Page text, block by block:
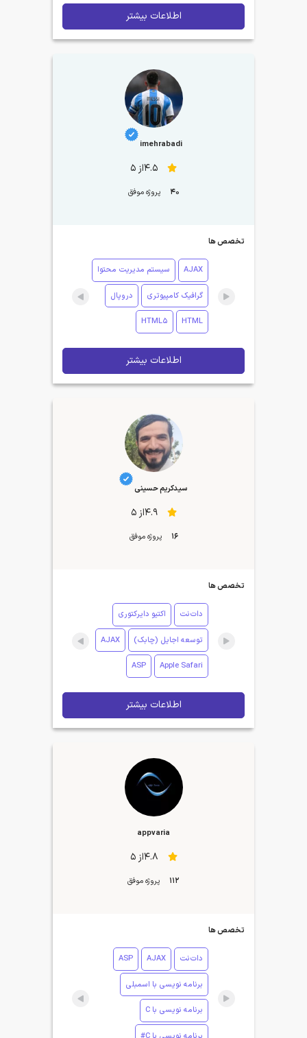
اطلاعات بیشتر
imehrabadi
4.5از 5
40 پروژه موفق
تخصص ها
AJAX سیستم مدیریت محتوا
گرافیک کامپیوتری دروپال
HTML
HTML5
اطلاعات بیشتر
سیدکریم حسینی
4.9از 5
16 پروژه موفق
تخصص ها
دات‌نت اکتیو دایرکتوری
توسعه اجایل (چابک) AJAX
Apple Safari
ASP
اطلاعات بیشتر
appvaria
4.8از 5
112 پروژه موفق
تخصص ها
دات‌نت AJAX
ASP
برنامه نویسی با اسمبلی
برنامه نویسی با C